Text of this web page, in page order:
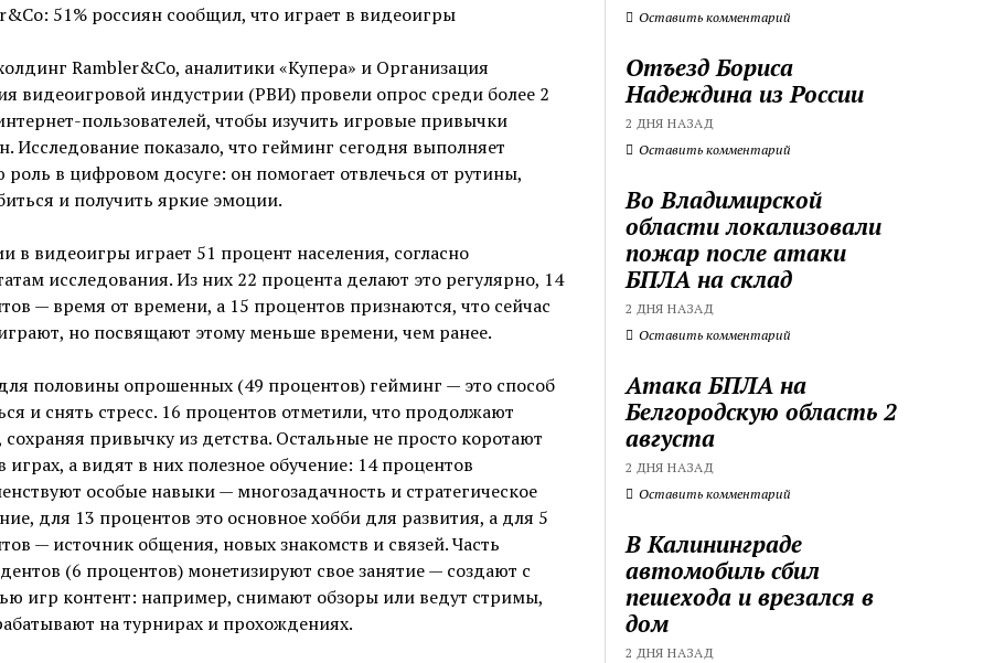
51% россиян сообщил, что играет в видеоигры
Rambler&Co, аналитики «Купера» и Организация
видеоигровой индустрии (РВИ) провели опрос среди более 2
пользователей, чтобы изучить игровые привычки
Исследование показало, что гейминг сегодня выполняет
роль в цифровом досуге: он помогает отвлечься от рутины,
и получить яркие эмоции.
в видеоигры играет 51 процент населения, согласно
исследования. Из них 22 процента делают это регулярно, 14
— время от времени, а 15 процентов признаются, что сейчас
но посвящают этому меньше времени, чем ранее.
половины опрошенных (49 процентов) гейминг — это способ
и снять стресс. 16 процентов отметили, что продолжают
сохраняя привычку из детства. Остальные не просто коротают
играх, а видят в них полезное обучение: 14 процентов
особые навыки — многозадачность и стратегическое
для 13 процентов это основное хобби для развития, а для 5
— источник общения, новых знакомств и связей. Часть
(6 процентов) монетизируют свое занятие — создают с
игр контент: например, снимают обзоры или ведут стримы,
на турнирах и прохождениях.
Оставить комментарий
Отъезд Бориса
Надеждина из России
2 ДНЯ НАЗАД
Оставить комментарий
Во Владимирской
области локализовали
пожар после атаки
БПЛА на склад
2 ДНЯ НАЗАД
Оставить комментарий
Атака БПЛА на
Белгородскую область 2
августа
2 ДНЯ НАЗАД
Оставить комментарий
В Калининграде
автомобиль сбил
пешехода и врезался в
дом
2 ДНЯ НАЗАД